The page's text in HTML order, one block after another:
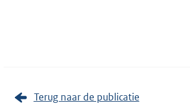
Terug naar de publicatie